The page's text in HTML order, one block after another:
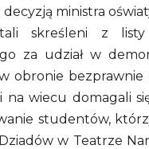
decyzją ministra
skreśleni z listy
za udział w
obronie
na wiecu domagali
studentów,
w Teatrze